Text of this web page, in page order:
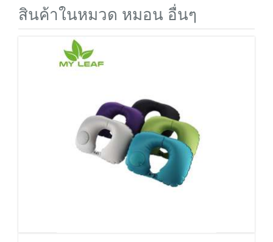
สินค้าในหมวด หมอน อื่นๆ